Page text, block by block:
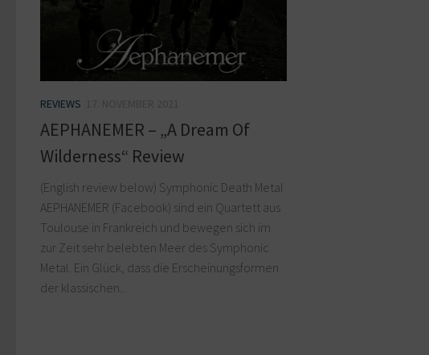
REVIEWS
AEPHANEMER – „A Dream Of
Wilderness“ Review
(English review below) Symphonic Death Metal
AEPHANEMER (Facebook) sind ein Quartett aus
Toulouse in Frankreich und bewegen sich im
zur Zeit sehr belebten Meer des Symphonic
Metal. Ein Glück, dass die Erscheinungsformen
der klassischen...